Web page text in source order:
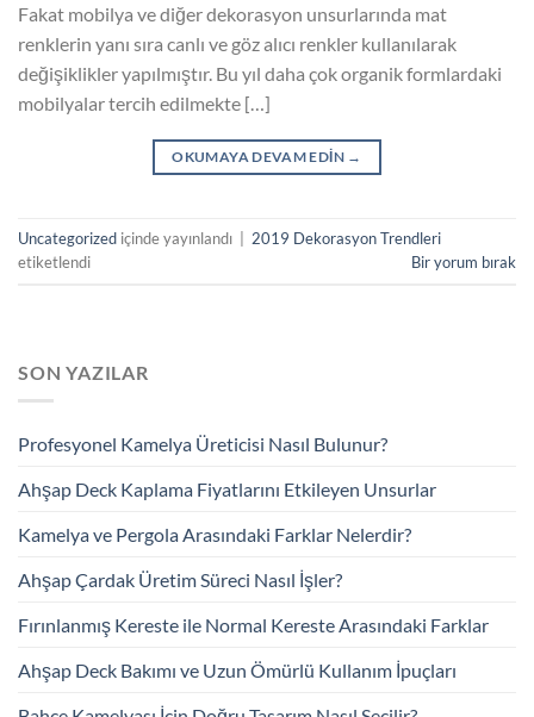
Fakat mobilya ve diğer dekorasyon unsurlarında mat
renklerin yanı sıra canlı ve göz alıcı renkler kullanılarak
değişiklikler yapılmıştır. Bu yıl daha çok organik formlardaki
mobilyalar tercih edilmekte […]
OKUMAYA DEVAM EDIN →
Uncategorized içinde yayınlandı
2019 Dekorasyon Trendleri
etiketlendi
Bir yorum bırak
SON YAZILAR
Profesyonel Kamelya Üreticisi Nasıl Bulunur?
Ahşap Deck Kaplama Fiyatlarını Etkileyen Unsurlar
Kamelya ve Pergola Arasındaki Farklar Nelerdir?
Ahşap Çardak Üretim Süreci Nasıl İşler?
Fırınlanmış Kereste ile Normal Kereste Arasındaki Farklar
Ahşap Deck Bakımı ve Uzun Ömürlü Kullanım İpuçları